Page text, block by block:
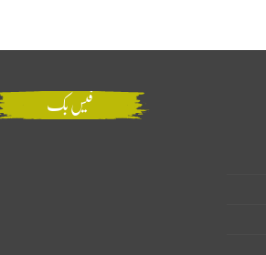
فیس بک